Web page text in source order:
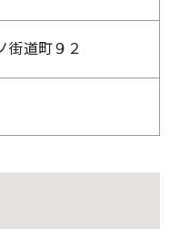
街道町９２